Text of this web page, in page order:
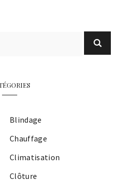
Blindage
Chauffage
Climatisation
Clôture